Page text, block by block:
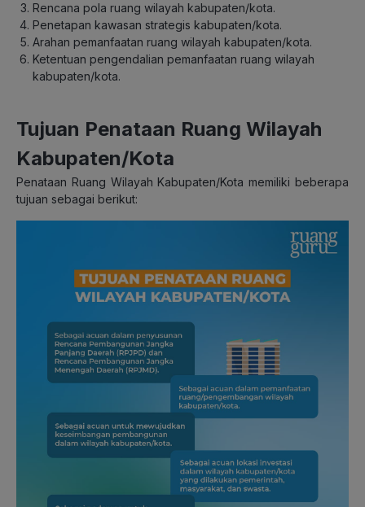
Rencana pola ruang wilayah kabupaten/kota.
Penetapan kawasan strategis kabupaten/kota.
Arahan pemanfaatan ruang wilayah kabupaten/kota.
Ketentuan pengendalian pemanfaatan ruang wilayah
kabupaten/kota.
Tujuan Penataan Ruang Wilayah
Kabupaten/Kota
Penataan Ruang Wilayah Kabupaten/Kota memiliki beberapa
tujuan sebagai berikut: